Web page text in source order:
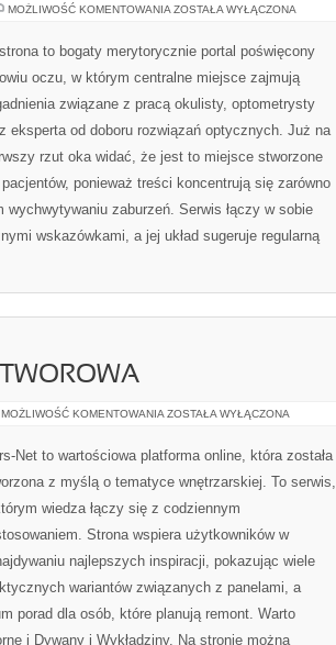
MOŻLIWOŚĆ KOMENTOWANIA DZIECI
ZOSTAŁA WYŁĄCZONA
to bogaty merytorycznie portal poświęcony
oczu, w którym centralne miejsce zajmują
związane z pracą okulisty, optometrysty
eksperta od doboru rozwiązań optycznych. Już na
rzut oka widać, że jest to miejsce stworzone
ponieważ treści koncentrują się zarówno
zaburzeń. Serwis łączy w sobie
wskazówkami, a jej układ sugeruje regularną
MOŻLIWOŚĆ KOMENTOWANIA OKNA
OTWOROWA
ZOSTAŁA WYŁĄCZONA
Net to wartościowa platforma online, która została
z myślą o tematyce wnętrzarskiej. To serwis,
wiedza łączy się z codziennym
Strona wspiera użytkowników w
najlepszych inspiracji, pokazując wiele
wariantów związanych z panelami, a
porad dla osób, które planują remont. Warto
i Dywany i Wykładziny. Na stronie można